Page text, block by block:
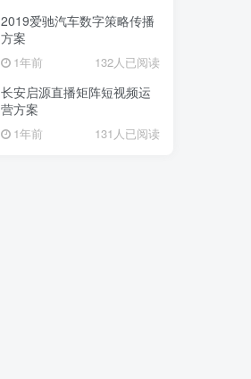
2019爱驰汽车数字策略传播
方案
1年前 132人已阅读
长安启源直播矩阵短视频运
营方案
1年前 131人已阅读